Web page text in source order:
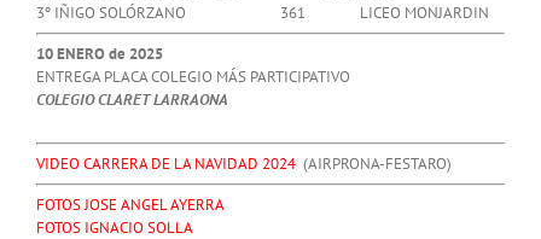
3º IÑIGO SOLÓRZANO 361 LICEO MONJARDIN
10 ENERO de 2025
ENTREGA PLACA COLEGIO MÁS PARTICIPATIVO
COLEGIO CLARET LARRAONA
VIDEO CARRERA DE LA NAVIDAD 2024 (AIRPRONA-FESTARO)
FOTOS JOSE ANGEL AYERRA
FOTOS IGNACIO SOLLA